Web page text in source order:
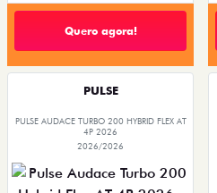
Quero agora!
PULSE
PULSE AUDACE TURBO 200 HYBRID FLEX AT
4P 2026
2026/2026